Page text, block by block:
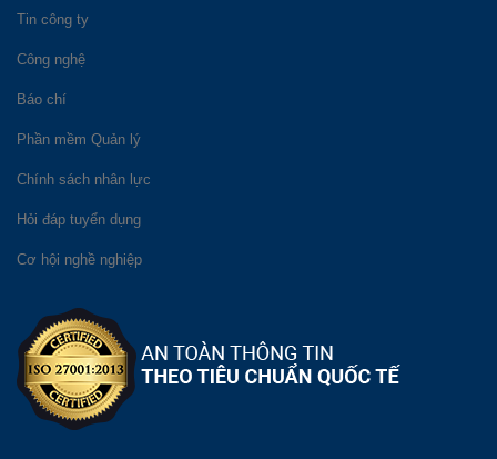
Tin công ty
Công nghệ
Báo chí
Phần mềm Quản lý
Chính sách nhân lực
Hỏi đáp tuyển dụng
Cơ hội nghề nghiệp